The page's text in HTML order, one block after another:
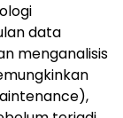
data
menganalisis